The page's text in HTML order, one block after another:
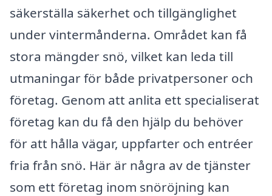
säkerställa säkerhet och tillgänglighet
under vintermånderna. Området kan få
stora mängder snö, vilket kan leda till
utmaningar för både privatpersoner och
företag. Genom att anlita ett specialiserat
företag kan du få den hjälp du behöver
för att hålla vägar, uppfarter och entréer
fria från snö. Här är några av de tjänster
som ett företag inom snöröjning kan